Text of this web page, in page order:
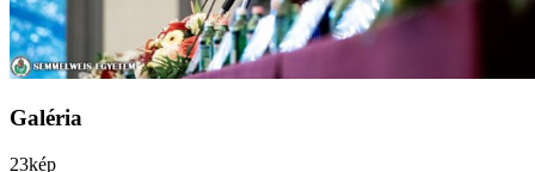
Galéria
23kép